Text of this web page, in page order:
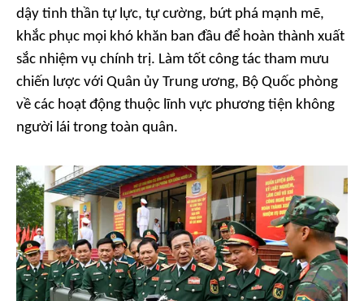
dậy tinh thần tự lực, tự cường, bứt phá mạnh mẽ,
khắc phục mọi khó khăn ban đầu để hoàn thành xuất
sắc nhiệm vụ chính trị. Làm tốt công tác tham mưu
chiến lược với Quân ủy Trung ương, Bộ Quốc phòng
về các hoạt động thuộc lĩnh vực phương tiện không
người lái trong toàn quân.